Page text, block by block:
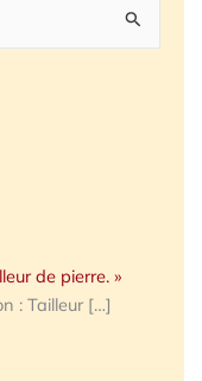
de pierre. »
: Tailleur […]